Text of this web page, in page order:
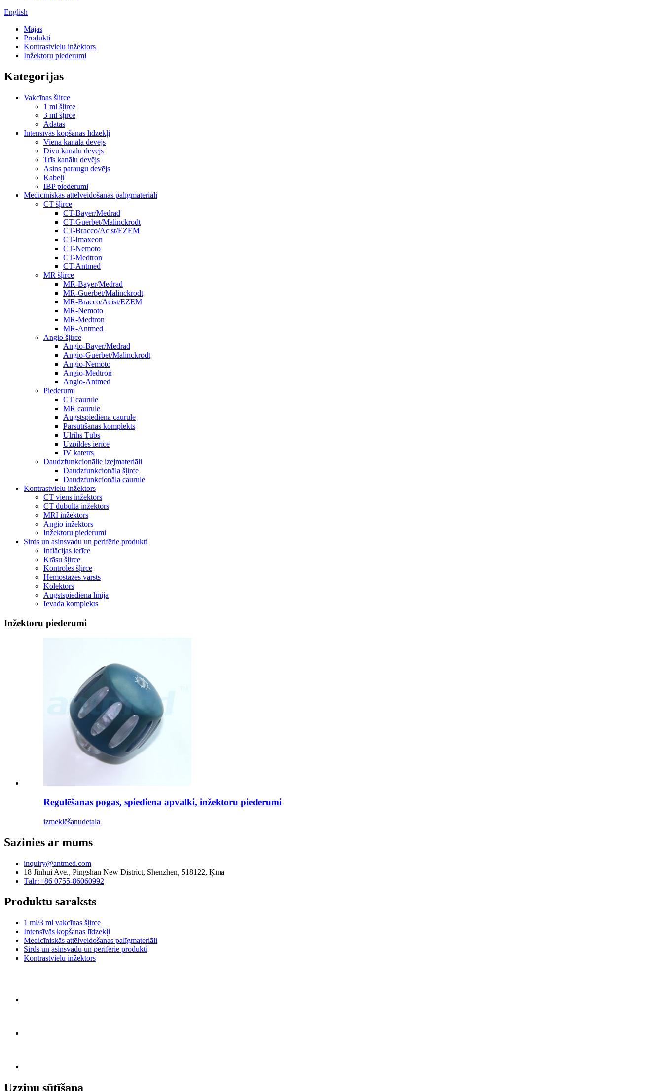
English
Mājas
Produkti
Kontrastvielu inžektors
Inžektoru piederumi
Kategorijas
Vakcīnas šļirce
1 ml šļirce
3 ml šļirce
Adatas
Intensīvās kopšanas līdzekļi
Viena kanāla devējs
Divu kanālu devējs
Trīs kanālu devējs
Asins paraugu devējs
Kabeļi
IBP piederumi
Medicīniskās attēlveidošanas palīgmateriāli
CT šļirce
CT-Bayer/Medrad
CT-Guerbet/Malinckrodt
CT-Bracco/Acist/EZEM
CT-Imaxeon
CT-Nemoto
CT-Medtron
CT-Antmed
MR šļirce
MR-Bayer/Medrad
MR-Guerbet/Malinckrodt
MR-Bracco/Acist/EZEM
MR-Nemoto
MR-Medtron
MR-Antmed
Angio šļirce
Angio-Bayer/Medrad
Angio-Guerbet/Malinckrodt
Angio-Nemoto
Angio-Medtron
Angio-Antmed
Piederumi
CT caurule
MR caurule
Augstspiediena caurule
Pārsūtīšanas komplekts
Ulrihs Tūbs
Uzpildes ierīce
IV katetrs
Daudzfunkcionālie izejmateriāli
Daudzfunkcionāla šļirce
Daudzfunkcionāla caurule
Kontrastvielu inžektors
CT viens inžektors
CT dubultā inžektors
MRI inžektors
Angio inžektors
Inžektoru piederumi
Sirds un asinsvadu un perifērie produkti
Inflācijas ierīce
Krāsu šļirce
Kontroles šļirce
Hemostāzes vārsts
Kolektors
Augstspiediena līnija
Ievada komplekts
Inžektoru piederumi
Regulēšanas pogas, spiediena apvalki, inžektoru piederumi
izmeklēšanudetaļa
Sazinies ar mums
inquiry@antmed.com
18 Jinhui Ave., Pingshan New District, Shenzhen, 518122, Ķīna
Tālr.:+86 0755-86060992
Produktu saraksts
1 ml/3 ml vakcīnas šļirce
Intensīvās kopšanas līdzekļi
Medicīniskās attēlveidošanas palīgmateriāli
Sirds un asinsvadu un perifērie produkti
Kontrastvielu inžektors
Uzziņu sūtīšana